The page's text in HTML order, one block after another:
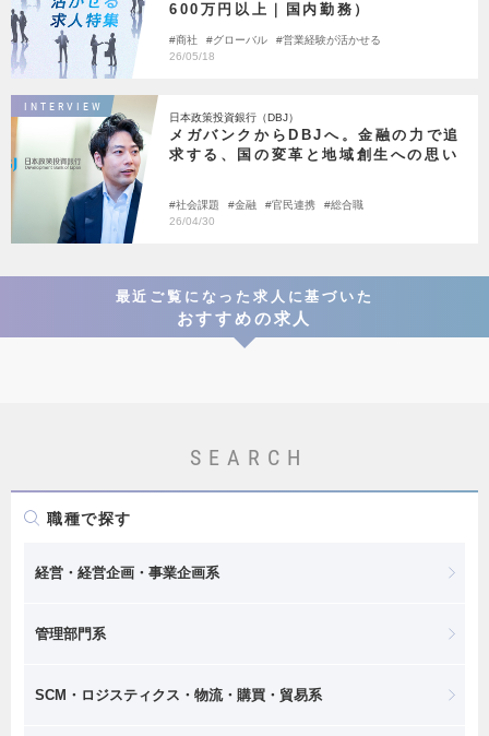
600万円以上｜国内勤務）
商社 グローバル
営業経験が活かせる
26/05/18
INTERVIEW
日本政策投資銀行（DBJ）
メガバンクからDBJへ。金融の力で追
求する、国の変革と地域創生への思い
社会課題 金融 官民連携
総合職
26/04/30
最近ご覧になった求人に基づいた
おすすめの求人
SEARCH
職種で探す
経営・経営企画・事業企画系
管理部門系
SCM・ロジスティクス・物流・購買・貿易系